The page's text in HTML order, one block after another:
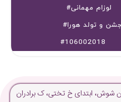
#لوزام مهمانی
جشن و تولد هورا
#106002018
شوش، ابتدای خ تختی، ک برادران